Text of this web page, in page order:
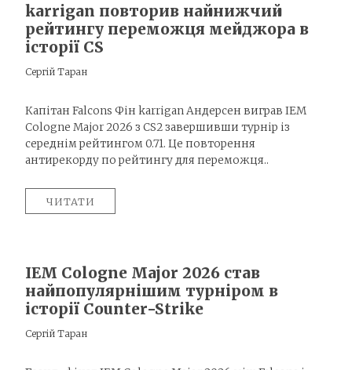
karrigan повторив найнижчий
рейтингу переможця мейджора в
історії CS
Сергій Таран
Капітан Falcons Фін karrigan Андерсен виграв IEM
Cologne Major 2026 з CS2 завершивши турнір із
середнім рейтингом 0.71. Це повторення
антирекорду по рейтингу для переможця..
ЧИТАТИ
IEM Cologne Major 2026 став
найпопулярнішим турніром в
історії Counter-Strike
Сергій Таран